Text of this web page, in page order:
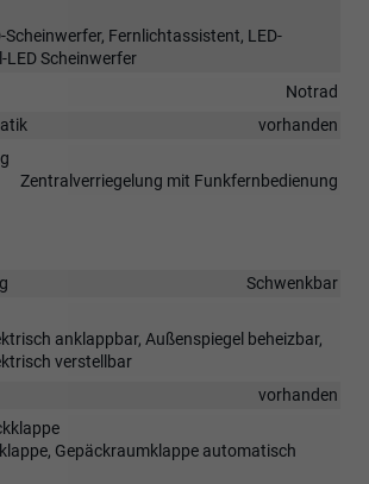
Scheinwerfer, Fernlichtassistent, LED-
Scheinwerfer
Notrad
vorhanden
Zentralverriegelung mit Funkfernbedienung
Schwenkbar
anklappbar, Außenspiegel beheizbar,
verstellbar
vorhanden
Gepäckraumklappe automatisch